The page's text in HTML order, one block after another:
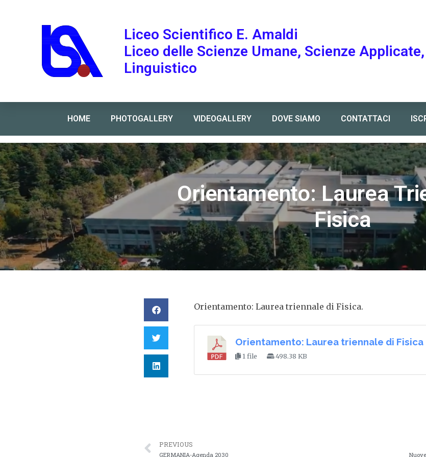
Liceo Scientifico E. Amaldi
Liceo delle Scienze Umane, Scienze Applicate,
Linguistico
HOME PHOTOGALLERY VIDEOGALLERY DOVE SIAMO CONTATTACI
Home»Orientamento: Laurea triennale di Fisica
Orientamento: Laurea
Fisica
Orientamento: Laurea triennale di Fisica.
Orientamento: Laurea triennale di Fisica
1 file 498.38 KB
PREVIOUS
GERMANIA-Agenda 2030